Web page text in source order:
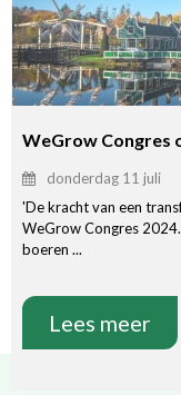
WeGrow Congres
donderdag 11 juli
'De kracht van een
WeGrow Congres
boeren ...
Lees meer